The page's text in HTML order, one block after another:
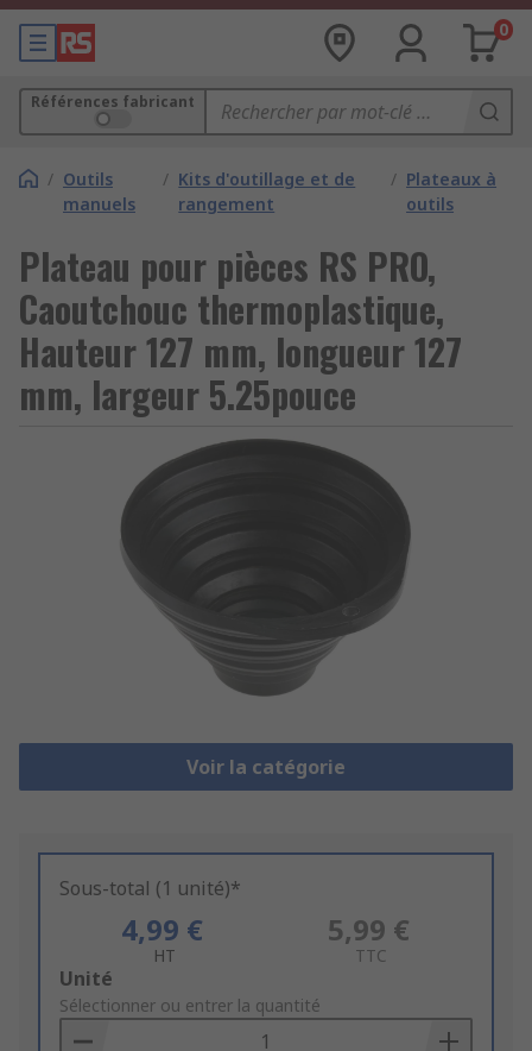
0
Références fabricant
/ Outils
manuels
/ Kits d'outillage et de
rangement
/ Plateaux à
outils
Plateau pour pièces RS PRO,
Caoutchouc thermoplastique,
Hauteur 127 mm, longueur 127
mm, largeur 5.25pouce
Voir la catégorie
Sous-total (1 unité)*
4,99 €
HT
5,99 €
TTC
Add
to
Basket
Unité
Sélectionner ou entrer la quantité